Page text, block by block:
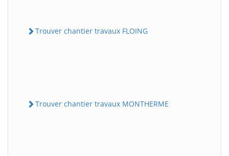
Trouver chantier travaux FLOING
Trouver chantier travaux MONTHERME